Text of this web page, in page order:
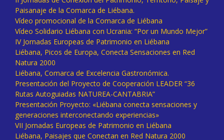
Paisanaje de la Comarca de Liébana.
Vídeo promocional de la Comarca de Liébana
Vídeo Solidario Liébana con Ucrania: “Por un Mundo Mejor”
IV Jornadas Europeas de Patrimonio en Liébana
Liébana, Picos de Europa, Conecta Sensaciones en Red
Natura 2000
Liébana, Comarca de Excelencia Gastronómica.
Presentación del Proyecto de Cooperación LEADER “36
Rutas Autoguiadas NATUREA-CANTABRIA”
Presentación Proyecto: «Liébana conecta sensaciones y
generaciones interconectando experiencias»
VII Jornadas Europeas de Patrimonio en Liébana
Liébana, Paisajes que Conectan en Red Natura 2000